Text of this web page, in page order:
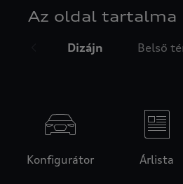
Az oldal tartalma
Dizájn Belső
Konfigurátor Árlista